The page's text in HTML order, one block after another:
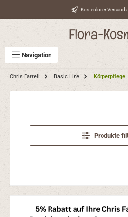
Zum Hauptinhalt springen Kostenloser Versand
Flora-
Navigation
Chris Farrell Basic Line Körperpflege
Produkte